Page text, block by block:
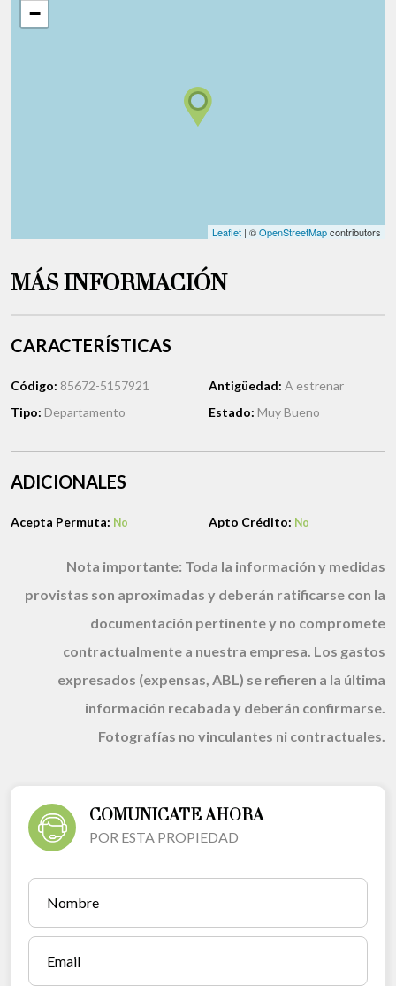
−
Leaflet | ©OpenStreetMapcontributors
MÁS INFORMACIÓN
CARACTERÍSTICAS
Código: 85672-5157921
Tipo: Departamento
Antigüedad: A estrenar
Estado: Muy Bueno
ADICIONALES
Acepta Permuta: No Apto Crédito: No
Nota importante: Toda la información y medidas
provistas son aproximadas y deberán ratificarse con la
documentación pertinente y no compromete
contractualmente a nuestra empresa. Los gastos
expresados (expensas, ABL) se refieren a la última
información recabada y deberán confirmarse.
Fotografías no vinculantes ni contractuales.
COMUNICATE AHORA
POR ESTA PROPIEDAD